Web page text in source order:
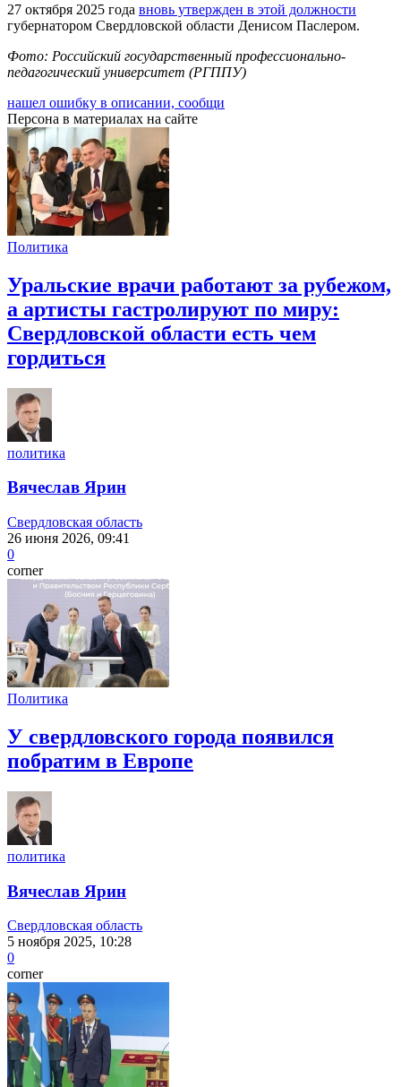
27 октября 2025 года вновь утвержден в этой должности
губернатором Свердловской области Денисом Паслером.
Фото: Российский государственный профессионально-
педагогический университет (РГППУ)
нашел ошибку в описании, сообщи
Персона в материалах на сайте
Политика
Уральские врачи работают за рубежом,
а артисты гастролируют по миру:
Свердловской области есть чем
гордиться
политика
Вячеслав Ярин
Свердловская область
26 июня 2026, 09:41
0
corner
Политика
У свердловского города появился
побратим в Европе
политика
Вячеслав Ярин
Свердловская область
5 ноября 2025, 10:28
0
corner